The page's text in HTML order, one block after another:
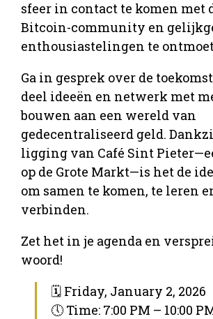
sfeer in contact te komen met
Bitcoin-community en
enthousiastelingen te
Ga in gesprek over de
deel ideeën en netwerk met
bouwen aan een wereld van
gedecentraliseerd geld.
ligging van Café Sint
op de Grote Markt—is het de
om samen te komen, te leren
verbinden.
Zet het in je agenda en
woord!
🗓 Friday, January 2, 2026
🕔 Time: 7:00 PM – 10:00